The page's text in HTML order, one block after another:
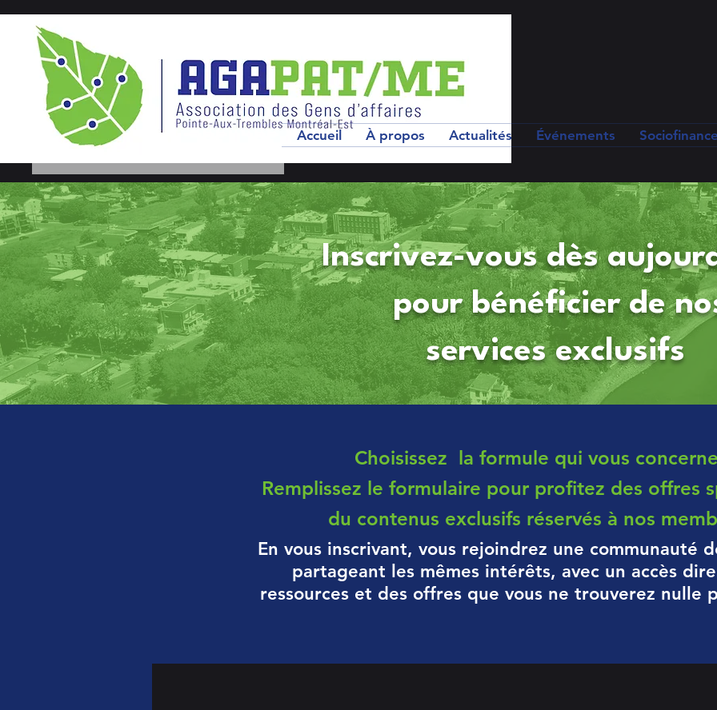
Accueil À propos Actualités Événements
Inscrivez-vous dès
pour bénéficier de
services exclusifs
Choisissez la formule qui vous
Remplissez le formulaire pour profitez des offres
du contenus exclusifs réservés à nos
En vous inscrivant, vous rejoindrez une communauté
partageant les mêmes intérêts, avec un accès
ressources et des offres que vous ne trouverez nulle